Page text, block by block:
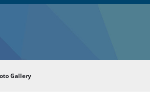
Gallery